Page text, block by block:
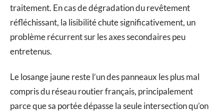
traitement. En cas de dégradation du revêtement
réfléchissant, la lisibilité chute significativement, un
problème récurrent sur les axes secondaires peu
entretenus.
Le losange jaune reste l’un des panneaux les plus mal
compris du réseau routier français, principalement
parce que sa portée dépasse la seule intersection qu’on